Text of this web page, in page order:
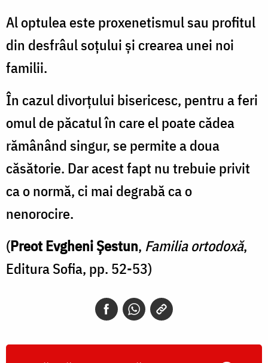
Al optulea este proxenetismul sau profitul
din desfrâul soţului şi crearea unei noi
familii.
În cazul divorţului bisericesc, pentru a feri
omul de păcatul în care el poate cădea
rămânând singur, se permite a doua
căsătorie. Dar acest fapt nu trebuie privit
ca o normă, ci mai degrabă ca o
nenorocire.
(Preot Evgheni Şestun, Familia ortodoxă,
Editura Sofia, pp. 52-53)